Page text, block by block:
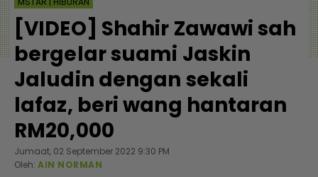
[VIDEO] Shahir Zawawi sah
bergelar suami Jaskin
Jaludin dengan sekali
lafaz, beri wang hantaran
RM20,000
Jumaat, 02 September 2022 9:30 PM
Oleh: AIN NORMAN